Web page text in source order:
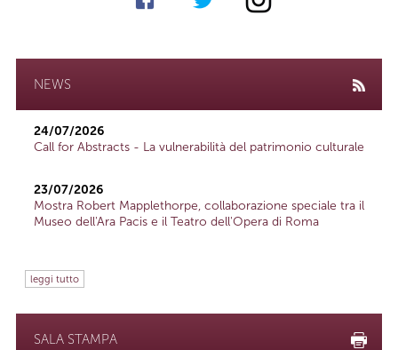
NEWS
24/07/2026
Call for Abstracts - La vulnerabilità del patrimonio culturale
23/07/2026
Mostra Robert Mapplethorpe, collaborazione speciale tra il
Museo dell'Ara Pacis e il Teatro dell'Opera di Roma
leggi tutto
SALA STAMPA